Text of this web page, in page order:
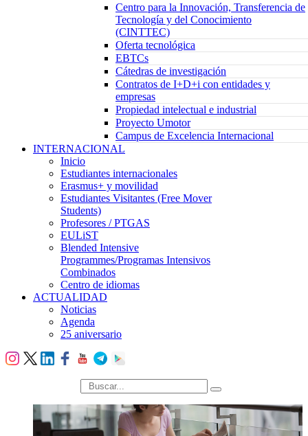
Centro para la Innovación, Transferencia de
Tecnología y del Conocimiento
(CINTTEC)
Oferta tecnológica
EBTCs
Cátedras de investigación
Contratos de I+D+i con entidades y
empresas
Propiedad intelectual e industrial
Proyecto Umotor
Campus de Excelencia Internacional
INTERNACIONAL
Inicio
Estudiantes internacionales
Erasmus+ y movilidad
Estudiantes Visitantes (Free Mover
Students)
Profesores / PTGAS
EULiST
Blended Intensive
Programmes/Programas Intensivos
Combinados
Centro de idiomas
ACTUALIDAD
Noticias
Agenda
25 aniversario
búsqueda